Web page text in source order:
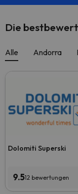
Die
Alle Andorra
Dolomiti Superski
9.512 bewertungen